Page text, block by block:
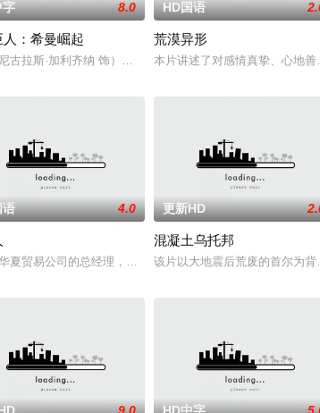
平,石丸博也
一场关于外星文明的全球“揭秘”，即将颠
字 8.0
人：希曼崛起
古拉斯·加利齐纳 饰）在神秘圣剑的召唤下，尘封十五年的异
HD国语
荒漠异形
本片讲述了对感情真挚、心地善
河系萌娃”古古这对非血缘父子并肩登场
语 4.0
夏贸易公司的总经理，因为患上了脑瘤最终不幸去世，医学
更新HD
混凝土乌托邦
该片以大地震后荒废的首尔为背
9.0 HD中字